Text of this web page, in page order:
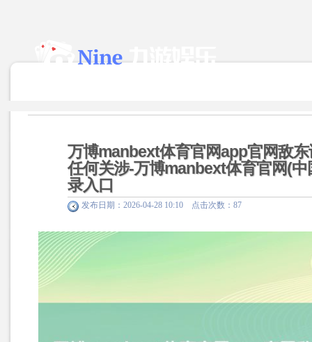
万博manbext体育官网app官网敌
任何关涉-万博manbext体育官网(中
录入口
发布日期：2026-04-28 10:10 点击次数：87